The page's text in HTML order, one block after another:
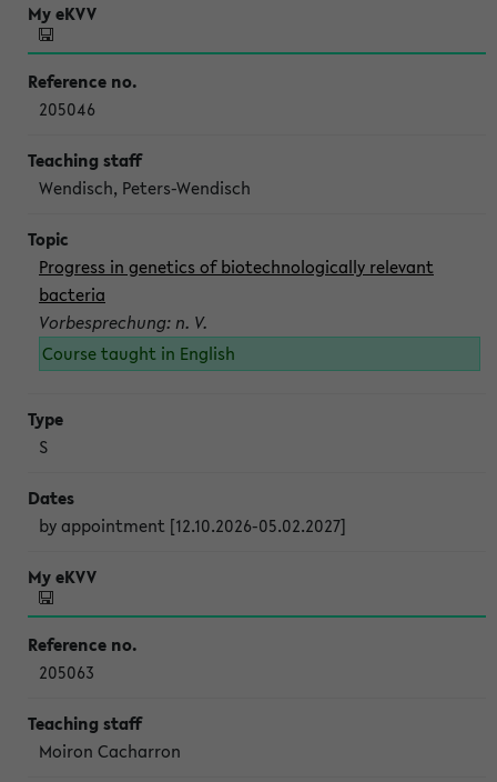
205046
Wendisch, Peters-Wendisch
Progress in genetics of biotechnologically relevant
bacteria
Vorbesprechung: n. V.
Course taught in English
S
by appointment [12.10.2026-05.02.2027]
205063
Moiron Cacharron